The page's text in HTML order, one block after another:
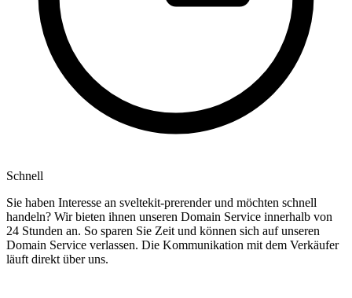
Schnell
Sie haben Interesse an sveltekit-prerender und möchten schnell
handeln? Wir bieten ihnen unseren Domain Service innerhalb von
24 Stunden an. So sparen Sie Zeit und können sich auf unseren
Domain Service verlassen. Die Kommunikation mit dem Verkäufer
läuft direkt über uns.